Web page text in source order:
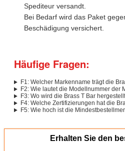
Spediteur versandt.
Bei Bedarf wird das Paket
Beschädigung versichert.
Häufige Fragen:
F1: Welcher Markenname trägt die
F2: Wie lautet die Modellnummer der
F3: Wo wird die Brass T Bar
F4: Welche Zertifizierungen hat die
F5: Wie hoch ist die
Erhalten Sie den